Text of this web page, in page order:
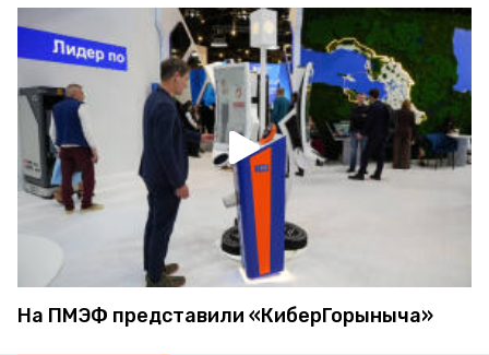
На ПМЭФ представили «КиберГорыныча»